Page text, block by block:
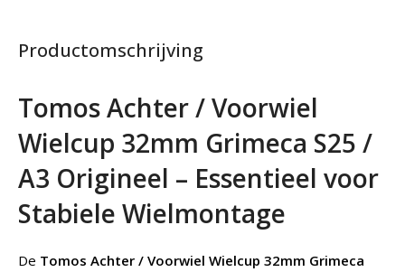
Productomschrijving
Tomos Achter / Voorwiel
Wielcup 32mm Grimeca S25 /
A3 Origineel – Essentieel voor
Stabiele Wielmontage
De Tomos Achter / Voorwiel Wielcup 32mm Grimeca